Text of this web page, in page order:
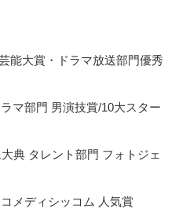
能大賞・ドラマ放送部門優秀
マ部門 男演技賞/10大スター
典 タレント部門 フォトジェ
メディシッコム 人気賞